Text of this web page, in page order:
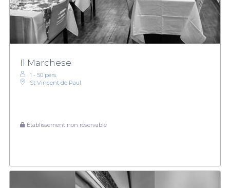
Il Marchese
1 - 50 pers.
St Vincent de Paul
Établissement non réservable